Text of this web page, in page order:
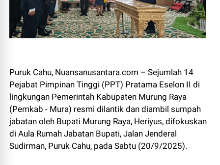
Puruk Cahu, Nuansanusantara.com – Sejumlah 14
Pejabat Pimpinan Tinggi (PPT) Pratama Eselon II di
lingkungan Pemerintah Kabupaten Murung Raya
(Pemkab - Mura) resmi dilantik dan diambil sumpah
jabatan oleh Bupati Murung Raya, Heriyus, difokuskan
di Aula Rumah Jabatan Bupati, Jalan Jenderal
Sudirman, Puruk Cahu, pada Sabtu (20/9/2025).